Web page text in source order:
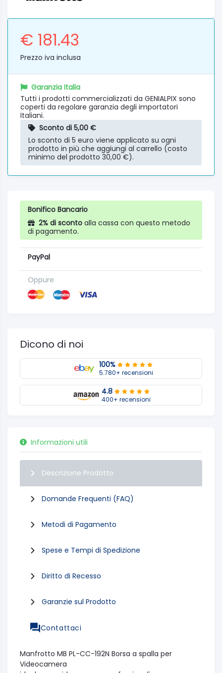
€ 181.43
Prezzo iva inclusa
Garanzia Italia
Tutti i prodotti commercializzati da GENIALPIX sono
coperti da regolare garanzia degli importatori
Italiani.
Sconto di 5,00 €
Lo sconto di 5 euro viene applicato su ogni
prodotto in più che aggiungi al carrello (costo
minimo del prodotto 30,00 €).
Bonifico Bancario
2% di sconto alla cassa con questo metodo
di pagamento.
PayPal
Oppure
Dicono di noi
100%
5.780+ recensioni
4.8
400+ recensioni
Informazioni utili
Descrizione Prodotto
Domande Frequenti (FAQ)
Metodi di Pagamento
Spese e Tempi di Spedizione
Diritto di Recesso
Garanzie sul Prodotto
Contattaci
Manfrotto MB PL-CC-192N Borsa a spalla per
Videocamera